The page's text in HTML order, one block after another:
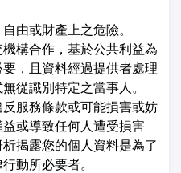
由或財產上之危險。
構合作，基於公共利益為
，且資料經過提供者處理
從識別特定之當事人。
服務條款或可能損害或妨
或導致任何人遭受損害
揭露您的個人資料是為了
動所必要者。